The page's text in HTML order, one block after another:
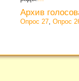
Архив
Опрос 27 Опрос